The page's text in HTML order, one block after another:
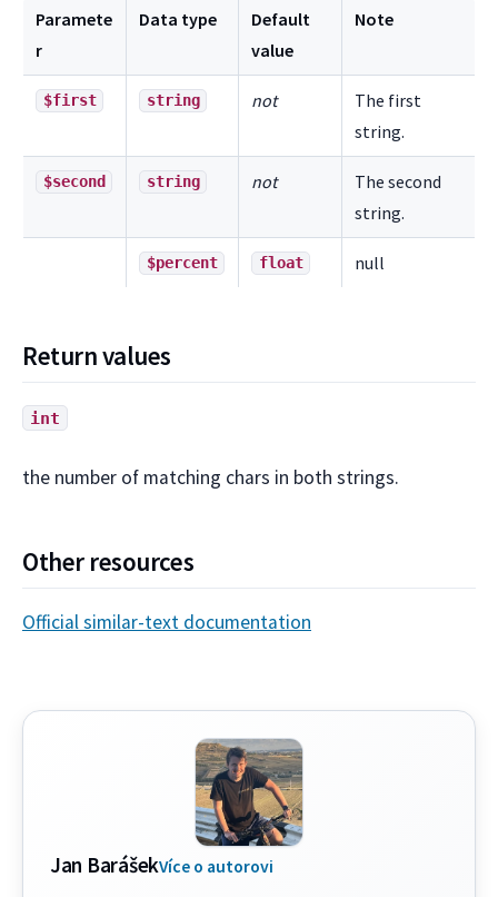
Paramete
r
Data type
Default
value
Note
$first string not
The first
string.
$second string not
The second
string.
$percent float null
Return values
int
the number of matching chars in both strings.
Other resources
Official similar-text documentation
Jan BarášekVíce o autorovi